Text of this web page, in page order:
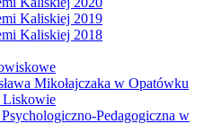
Kaliskiej 2019
Kaliskiej 2018
Mikołajczaka w Opatówku
Liskowie
Pedagogiczna w